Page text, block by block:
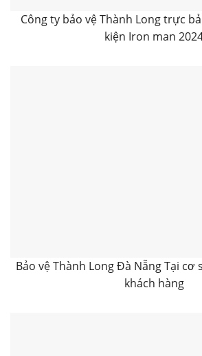
Công ty bảo vệ Thành Long trực
kiện Iron man
Bảo vệ Thành Long Đà Nẵng Tại cơ
khách hàng